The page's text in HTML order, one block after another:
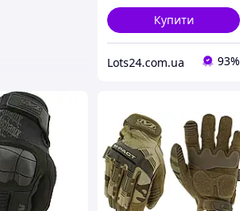
Купити
Lots24.com.ua 93%